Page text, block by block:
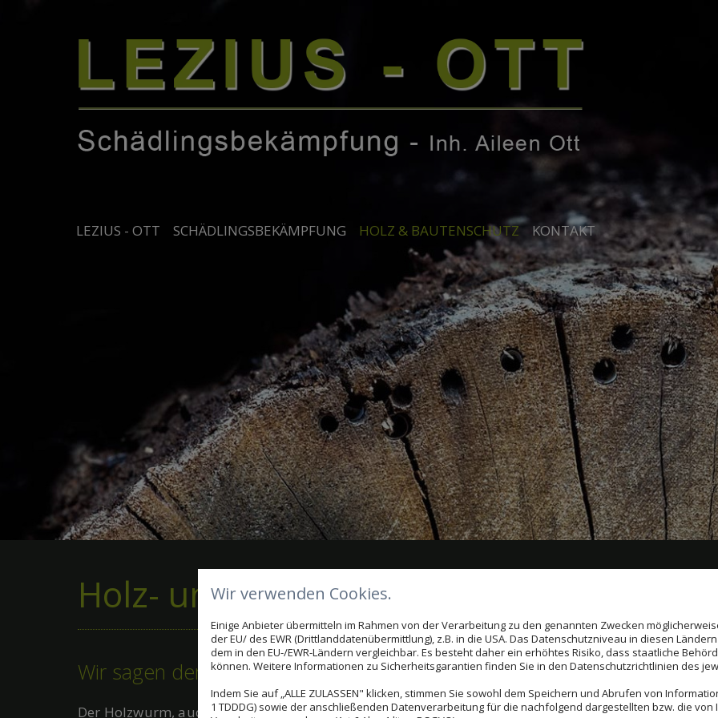
LEZIUS - OTT SCHÄDLINGSBEKÄMPFUNG HOLZ & BAUTENSCHUTZ KONTAKT
Holz- und Bautenschutz in Köthen
Wir sagen dem Holzwurm den Kampf an
Der Holzwurm, auch als Hausbock bekannt, hinterlässt nicht nur an Möbeln seine Spuren,
Wir verwenden Cookies.
Einige Anbieter übermitteln im Rahmen von der Verarbeitung zu den genannten Zwecken
der EU/ des EWR (Drittlanddatenübermittlung), z.B. in die USA. Das Datenschutzniveau in diesen
dem in den EU-/EWR-Ländern vergleichbar. Es besteht daher ein erhöhtes Risiko, dass staatliche
können. Weitere Informationen zu Sicherheitsgarantien finden Sie in den Datenschutzrichtlinien des
Indem Sie auf „ALLE ZULASSEN" klicken, stimmen Sie sowohl dem Speichern und Abrufen von
1 TDDDG) sowie der anschließenden Datenverarbeitung für die nachfolgend dargestellten bzw. die